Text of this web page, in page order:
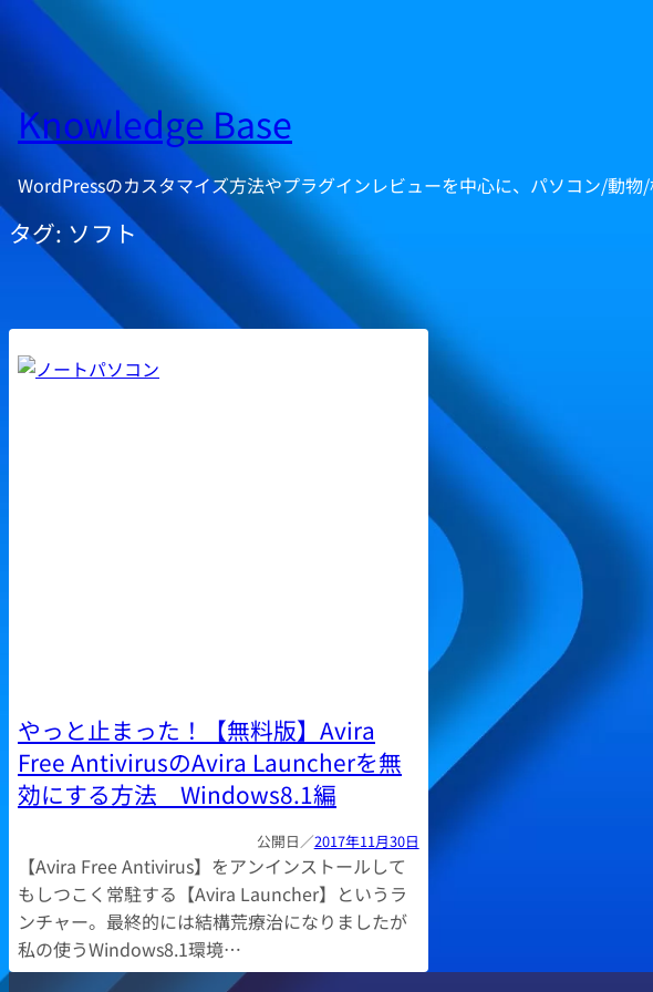
ス
キ
プ
Knowledge Base
WordPressのカスタマイズ方法やプラグインレビューを中心に、パソコン/動
タグ: ソフト
やっと止まった！【無料版】Avira
Free AntivirusのAvira Launcherを無
効にする方法 Windows8.1編
2017年11月30日
【Avira Free Antivirus】をアンインストールして
もしつこく常駐する【Avira Launcher】というラ
ンチャー。最終的には結構荒療治になりましたが
私の使うWindows8.1環境…